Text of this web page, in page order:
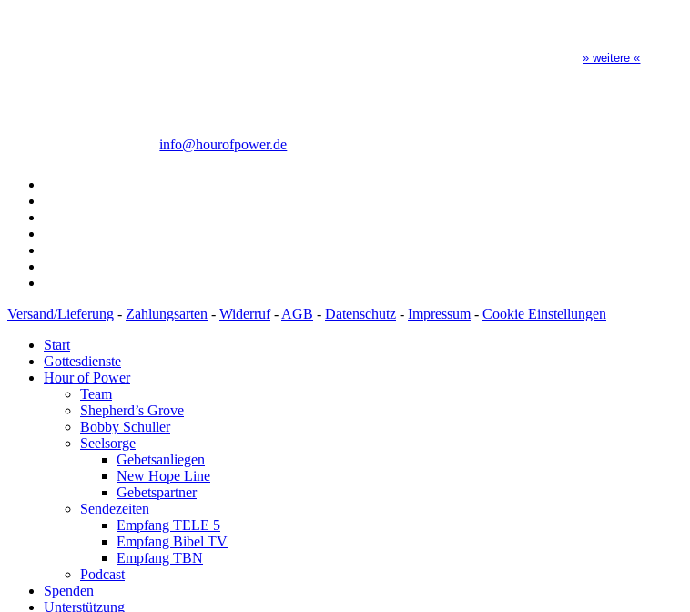
E-Mail:info@hourofpower.de
» weitere «
Versand/Lieferung - Zahlungsarten - Widerruf- AGB - Datenschutz - Impressum - Cookie Einstellungen
Start
Gottesdienste
Hour of Power
Team
Shepherd’s Grove
Bobby Schuller
Seelsorge
Gebetsanliegen
New Hope Line
Gebetspartner
Sendezeiten
Empfang TELE 5
Empfang Bibel TV
Empfang TBN
Podcast
Spenden
Unterstützung